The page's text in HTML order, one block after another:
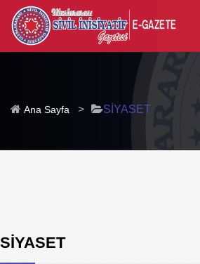
Ana Sayfa > SİYASET
SİYASET